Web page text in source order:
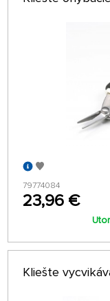
79774084
23,96 €
Kliešte